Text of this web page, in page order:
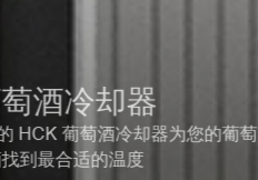
酒冷却器
HCK 葡萄酒冷却器为您的葡萄
到最合适的温度